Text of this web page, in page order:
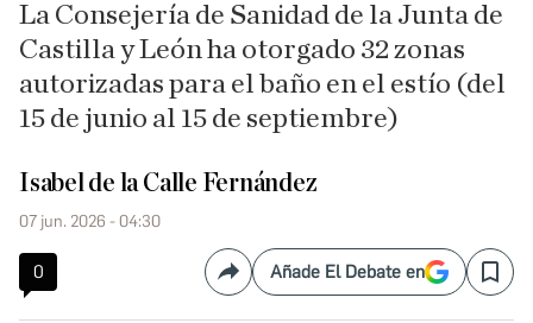
La Consejería de Sanidad de la Junta de
Castilla y León ha otorgado 32 zonas
autorizadas para el baño en el estío (del
15 de junio al 15 de septiembre)
Isabel de la Calle Fernández
07 jun. 2026 - 04:30
0 CompartirAñade El Debate en Save